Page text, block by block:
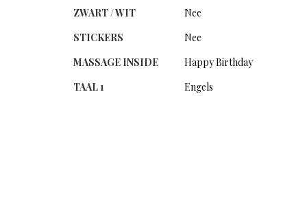
ZWART / WIT
Nee
STICKERS
Nee
MASSAGE INSIDE
Happy Birthday
TAAL 1
Engels